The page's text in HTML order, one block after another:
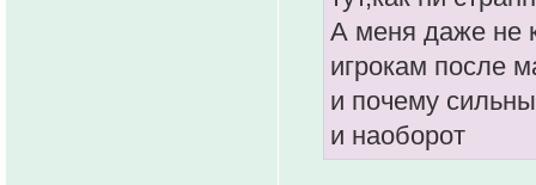
А меня даже не
игрокам после
и почему
и наоборот